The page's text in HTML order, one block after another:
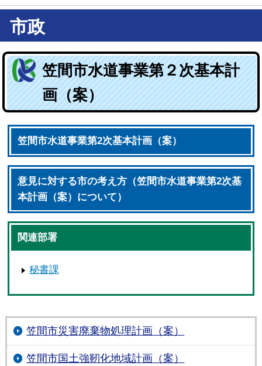
市政
笠間市水道事業第２次基本計
画（案）
笠間市水道事業第2次基本計画（案）
意見に対する市の考え方（笠間市水道事業第2次基
本計画（案）について）
関連部署
秘書課
笠間市災害廃棄物処理計画（案）
笠間市国土強靭化地域計画（案）